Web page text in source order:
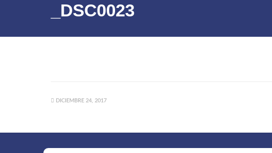
_DSC0023
DICIEMBRE 24, 2017